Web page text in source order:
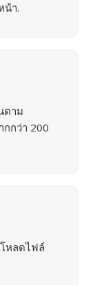
น้า.
ตาม
กว่า 200
หลดไฟล์